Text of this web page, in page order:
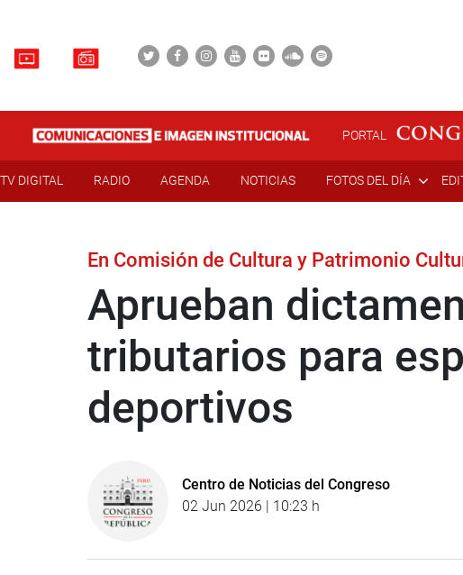
PORTAL
TV DIGITAL RADIO AGENDA NOTICIAS FOTOS DEL DÍA
En Comisión de Cultura y Patrimonio
Aprueban
tributarios para
deportivos
Centro de Noticias del Congreso
02 Jun 2026 | 10:23 h